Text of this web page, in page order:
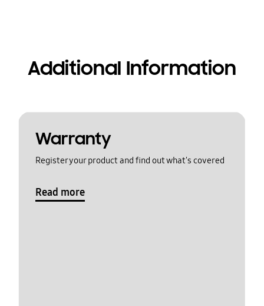
Additional Information
Warranty
Register your product and find out what's covered
Read more